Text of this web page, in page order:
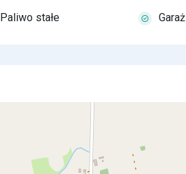
Paliwo stałe Garaż